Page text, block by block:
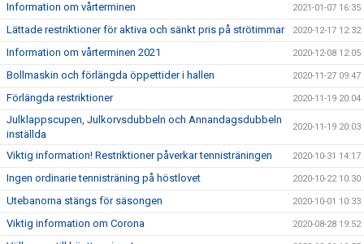
Information om vårterminen 2021-01-07 16:35
Lättade restriktioner för aktiva och sänkt pris på strötimmar 2020-12-17 12:32
Information om vårterminen 2021 2020-12-08 12:05
Bollmaskin och förlängda öppettider i hallen 2020-11-27 09:47
Förlängda restriktioner 2020-11-19 20:04
Julklappscupen, Julkorvsdubbeln och Annandagsdubbeln
inställda
2020-11-19 20:03
Viktig information! Restriktioner påverkar tennisträningen 2020-10-31 14:17
Ingen ordinarie tennisträning på höstlovet 2020-10-22 10:30
Utebanorna stängs för säsongen 2020-10-01 10:33
Viktig information om Corona 2020-08-28 19:52